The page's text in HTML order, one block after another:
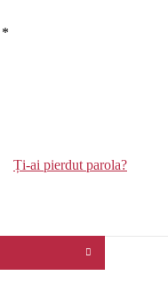
*
Ți-ai pierdut parola?